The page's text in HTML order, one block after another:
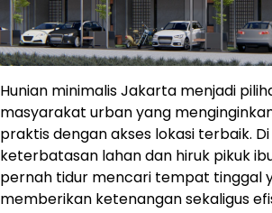
Hunian minimalis Jakarta menjadi
masyarakat urban yang
praktis dengan akses lokasi terbaik.
keterbatasan lahan dan hiruk pikuk
pernah tidur mencari tempat tinggal
memberikan ketenangan sekaligus